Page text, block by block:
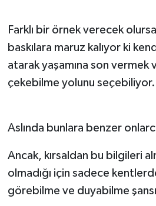
Farklı bir örnek verecek
baskılara maruz kalıyor ki
atarak yaşamına son vermek
çekebilme yolunu seçebiliyor.
Aslında bunlara benzer
Ancak, kırsaldan bu bilgileri
olmadığı için sadece
görebilme ve duyabilme